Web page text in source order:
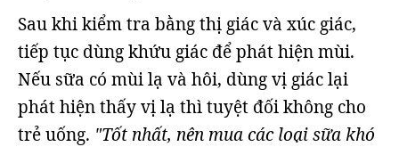
Sau khi kiểm tra bằng thị giác và xúc giác,
tiếp tục dùng khứu giác để phát hiện mùi.
Nếu sữa có mùi lạ và hôi, dùng vị giác lại
phát hiện thấy vị lạ thì tuyệt đối không cho
trẻ uống. "Tốt nhất, nên mua các loại sữa khó